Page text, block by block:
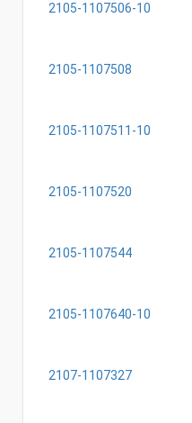
2105-1107506-10
2105-1107508
2105-1107511-10
2105-1107520
2105-1107544
2105-1107640-10
2107-1107327